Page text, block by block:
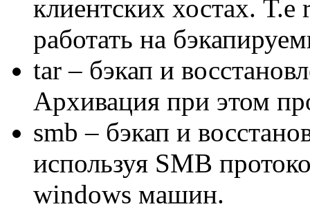
клиентских хостах.
работать на
tar – бэкап и
Архивация при этом
smb – бэкап и
используя SMB
windows машин.